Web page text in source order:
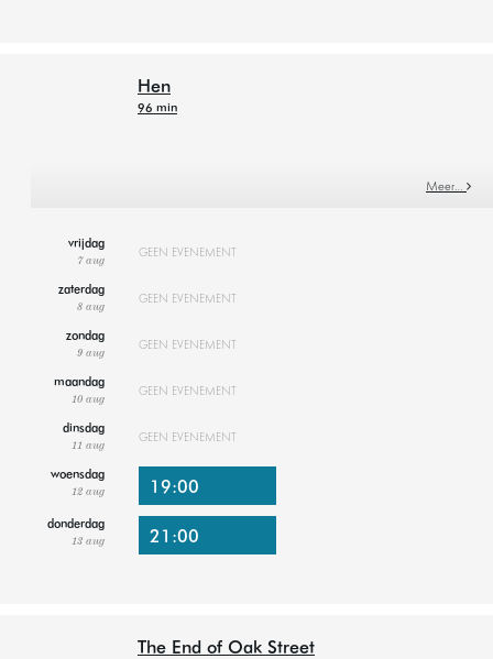
Hen
96 min
Meer…
vrijdag
7 aug
GEEN EVENEMENT
zaterdag
8 aug
GEEN EVENEMENT
zondag
9 aug
GEEN EVENEMENT
maandag
10 aug
GEEN EVENEMENT
dinsdag
11 aug
GEEN EVENEMENT
woensdag
12 aug 19:00
donderdag
13 aug 21:00
The End of Oak Street